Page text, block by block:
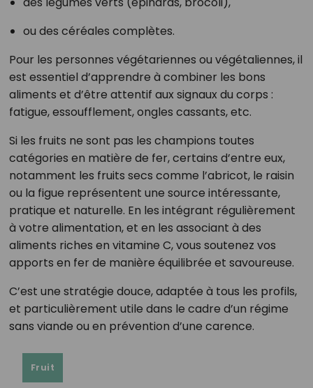
ou des céréales complètes.
Pour les personnes végétariennes ou végétaliennes, il
est essentiel d’apprendre à combiner les bons
aliments et d’être attentif aux signaux du corps :
fatigue, essoufflement, ongles cassants, etc.
Si les fruits ne sont pas les champions toutes
catégories en matière de fer, certains d’entre eux,
notamment les fruits secs comme l’abricot, le raisin
ou la figue représentent une source intéressante,
pratique et naturelle. En les intégrant régulièrement
à votre alimentation, et en les associant à des
aliments riches en vitamine C, vous soutenez vos
apports en fer de manière équilibrée et savoureuse.
C’est une stratégie douce, adaptée à tous les profils,
et particulièrement utile dans le cadre d’un régime
sans viande ou en prévention d’une carence.
Fruit